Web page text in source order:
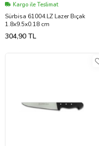
Kargo ile Teslimat
Sürbisa 61004.LZ Lazer Bıçak
1.8x9.5x0.18 cm
304,90 TL